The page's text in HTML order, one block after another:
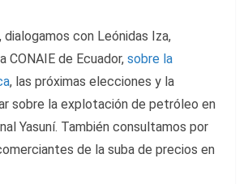
dialogamos con Leónidas Iza,
CONAIE de Ecuador, sobre la
, las próximas elecciones y la
sobre la explotación de petróleo en
Yasuní. También consultamos por
de la suba de precios en